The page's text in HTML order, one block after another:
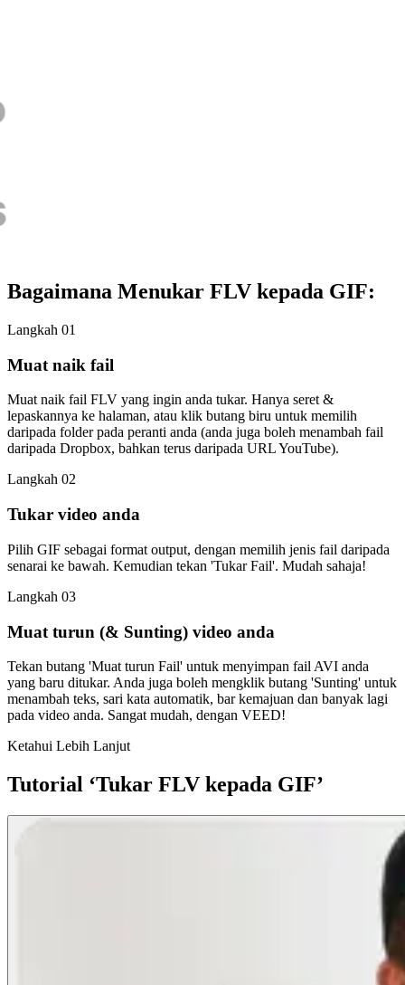
Bagaimana Menukar FLV kepada GIF:
Langkah 01
Muat naik fail
Muat naik fail FLV yang ingin anda tukar. Hanya seret &
lepaskannya ke halaman, atau klik butang biru untuk memilih
daripada folder pada peranti anda (anda juga boleh menambah fail
daripada Dropbox, bahkan terus daripada URL YouTube).
Langkah 02
Tukar video anda
Pilih GIF sebagai format output, dengan memilih jenis fail daripada
senarai ke bawah. Kemudian tekan 'Tukar Fail'. Mudah sahaja!
Langkah 03
Muat turun (& Sunting) video anda
Tekan butang 'Muat turun Fail' untuk menyimpan fail AVI anda
yang baru ditukar. Anda juga boleh mengklik butang 'Sunting' untuk
menambah teks, sari kata automatik, bar kemajuan dan banyak lagi
pada video anda. Sangat mudah, dengan VEED!
Ketahui Lebih Lanjut
Tutorial ‘Tukar FLV kepada GIF’